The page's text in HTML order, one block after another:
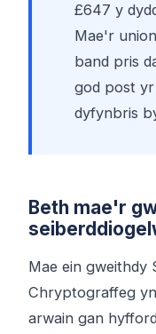
£647 y
Mae'r
band pris
god post
dyfynbris
Beth mae'r
Mae ein gweithdy
Chryptograffeg
arwain gan